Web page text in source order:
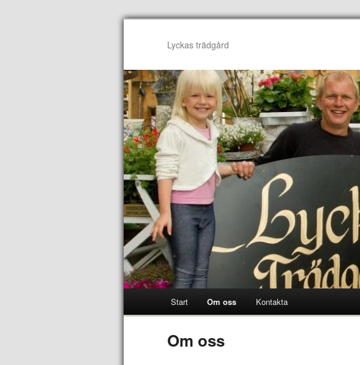
Lyckas trädgård
Start Om oss Kontakta
Om oss